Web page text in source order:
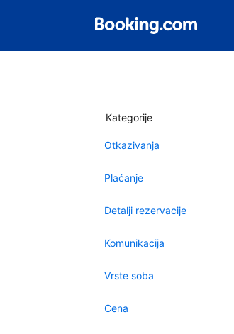
Kategorije
Otkazivanja
Plaćanje
Detalji rezervacije
Komunikacija
Vrste soba
Cena